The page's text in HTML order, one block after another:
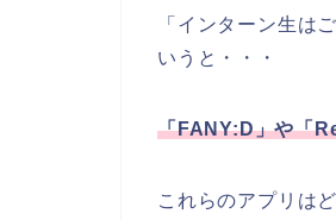
「インターン生は
いうと・・・
「FANY:D」や「
これらのアプリは